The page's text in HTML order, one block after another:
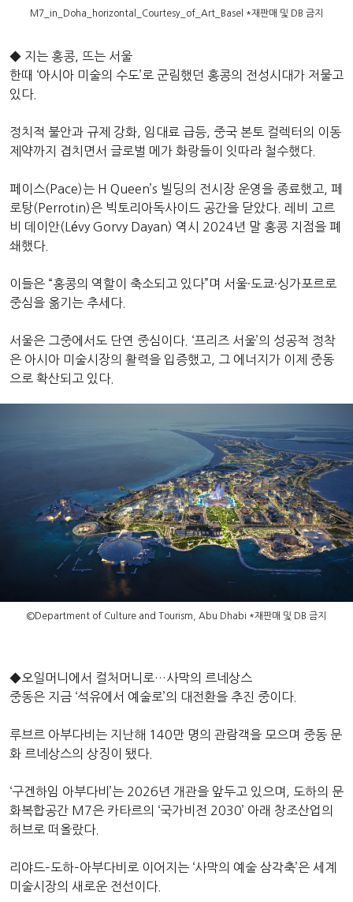
M7_in_Doha_horizontal_Courtesy_of_Art_Basel *재판매 및 DB 금지
◆ 지는 홍콩, 뜨는 서울
한때 ‘아시아 미술의 수도’로 군림했던 홍콩의 전성시대가 저물고
있다.
정치적 불안과 규제 강화, 임대료 급등, 중국 본토 컬렉터의 이동
제약까지 겹치면서 글로벌 메가 화랑들이 잇따라 철수했다.
페이스(Pace)는 H Queen’s 빌딩의 전시장 운영을 종료했고, 페
로탕(Perrotin)은 빅토리아독사이드 공간을 닫았다. 레비 고르
비 데이안(Lévy Gorvy Dayan) 역시 2024년 말 홍콩 지점을 폐
쇄했다.
이들은 “홍콩의 역할이 축소되고 있다”며 서울·도쿄·싱가포르로
중심을 옮기는 추세다.
서울은 그중에서도 단연 중심이다. ‘프리즈 서울’의 성공적 정착
은 아시아 미술시장의 활력을 입증했고, 그 에너지가 이제 중동
으로 확산되고 있다.
©️Department of Culture and Tourism, Abu Dhabi *재판매 및 DB 금지
◆오일머니에서 컬처머니로…사막의 르네상스
중동은 지금 ‘석유에서 예술로’의 대전환을 추진 중이다.
루브르 아부다비는 지난해 140만 명의 관람객을 모으며 중동 문
화 르네상스의 상징이 됐다.
‘구겐하임 아부다비’는 2026년 개관을 앞두고 있으며, 도하의 문
화복합공간 M7은 카타르의 ‘국가비전 2030’ 아래 창조산업의
허브로 떠올랐다.
리야드–도하–아부다비로 이어지는 ‘사막의 예술 삼각축’은 세계
미술시장의 새로운 전선이다.